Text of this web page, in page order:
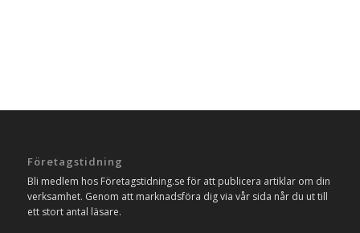
Företagstidning
Bli medlem hos Företagstidning.se för att publicera artiklar om din
verksamhet. Genom att marknadsföra dig via vår sida når du ut till
ett stort antal läsare.